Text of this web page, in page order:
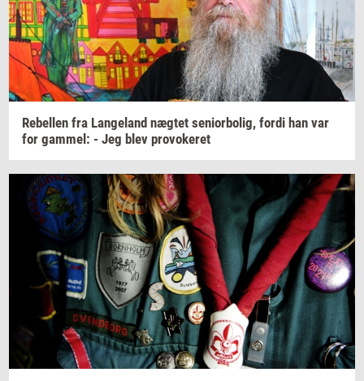
Re­bel­len fra Lan­geland næg­tet se­ni­o­r­bo­lig, fordi han var
for gam­mel: - Jeg blev pro­vo­ke­ret